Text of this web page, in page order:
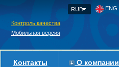
Контроль качества
Мобильная версия
RUB ENG
Контакты О компании